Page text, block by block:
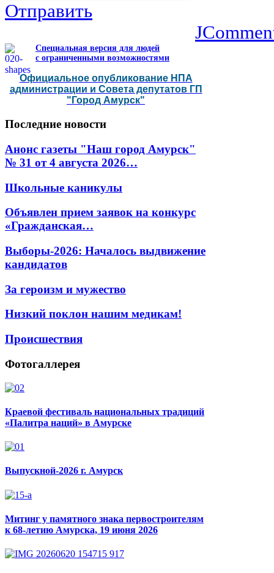
Отправить
Специальная версия для людей
с ограниченными возможностями
Официальное опубликование НПА
администрации и Совета депутатов ГП
"Город Амурск"
Последние новости
Анонс газеты "Наш город Амурск"
№ 31 от 4 августа 2026…
Школьные каникулы
Объявлен прием заявок на конкурс
«Гражданская…
Выборы-2026: Началось выдвижение
кандидатов
За героизм и мужество
Низкий поклон нашим медикам!
Происшествия
Фотогаллерея
Краевой фестиваль национальных традиций
«Палитра наций» в Амурске
Выпускной-2026 г. Амурск
Митинг у памятного знака первостроителям
к 68-летию Амурска, 19 июня 2026